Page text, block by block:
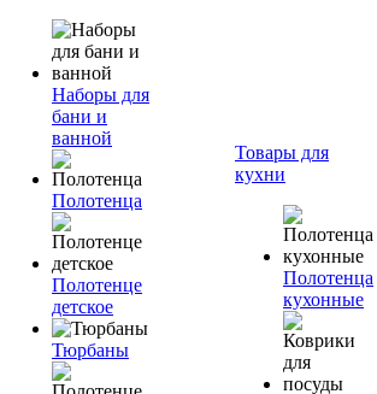
Наборы для
бани и
ванной
Полотенца
Полотенце
детское
Тюрбаны
Товары для
кухни
Полотенца
кухонные